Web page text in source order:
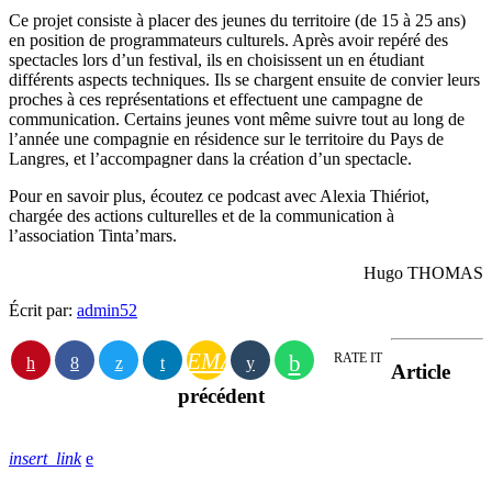
Ce projet consiste à placer des jeunes du territoire (de 15 à 25 ans)
en position de programmateurs culturels. Après avoir repéré des
spectacles lors d’un festival, ils en choisissent un en étudiant
différents aspects techniques. Ils se chargent ensuite de convier leurs
proches à ces représentations et effectuent une campagne de
communication. Certains jeunes vont même suivre tout au long de
l’année une compagnie en résidence sur le territoire du Pays de
Langres, et l’accompagner dans la création d’un spectacle.
Pour en savoir plus, écoutez ce podcast avec Alexia Thiériot,
chargée des actions culturelles et de la communication à
l’association Tinta’mars.
Hugo THOMAS
Écrit par: admin52
EMAIL RATE IT
Article
précédent
insert_link